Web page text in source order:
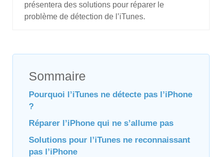
présentera des solutions pour réparer le
problème de détection de l’iTunes.
Sommaire
Pourquoi l’iTunes ne détecte pas l’iPhone
?
Réparer l’iPhone qui ne s’allume pas
Solutions pour l’iTunes ne reconnaissant
pas l’iPhone